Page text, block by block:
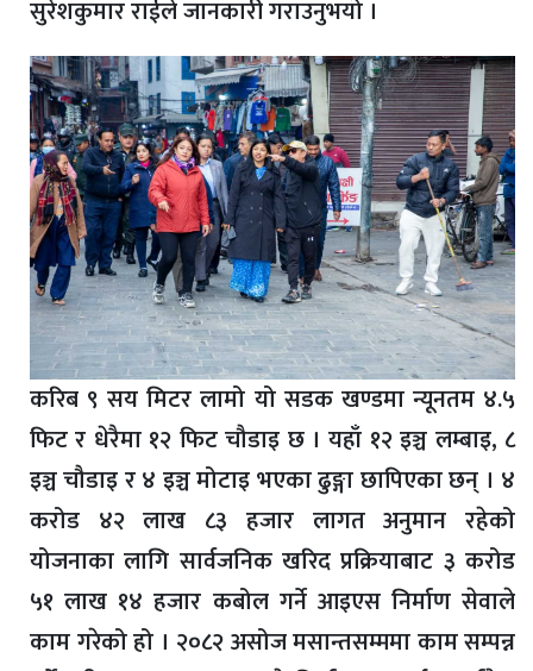
सुरेशकुमार राईले जानकारी गराउनुभयो ।
करिब ९ सय मिटर लामो यो सडक खण्डमा न्यूनतम ४.५
फिट र धेरैमा १२ फिट चौडाइ छ । यहाँ १२ इञ्च लम्बाइ, ८
इञ्च चौडाइ र ४ इञ्च मोटाइ भएका ढुङ्गा छापिएका छन् । ४
करोड ४२ लाख ८३ हजार लागत अनुमान रहेको
योजनाका लागि सार्वजनिक खरिद प्रक्रियाबाट ३ करोड
५१ लाख १४ हजार कबोल गर्ने आइएस निर्माण सेवाले
काम गरेको हो । २०८२ असोज मसान्तसम्ममा काम सम्पन्न